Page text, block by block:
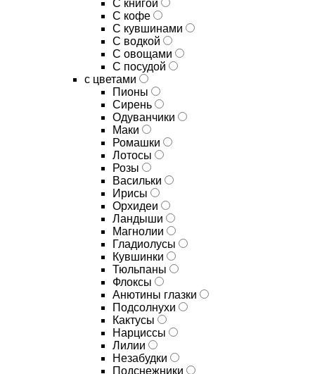
C книгой
C кофе
C кувшинами
C водкой
C овощами
C посудой
с цветами
Пионы
Сирень
Одуванчики
Маки
Ромашки
Лотосы
Розы
Васильки
Ирисы
Орхидеи
Ландыши
Магнолии
Гладиолусы
Кувшинки
Тюльпаны
Флоксы
Анютины глазки
Подсолнухи
Кактусы
Нарциссы
Лилии
Незабудки
Подснежники